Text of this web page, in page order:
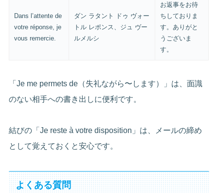
Dans l’attente de
votre réponse, je
vous remercie.
ダン ラタント ドゥ ヴォー
トル レポンス、ジュ ヴー
ルメルシ
お返事をお待
ちしておりま
す。ありがと
うございま
す。
「Je me permets de（失礼ながら〜します）」は、面識
のない相手への書き出しに便利です。
結びの「Je reste à votre disposition」は、メールの締め
として覚えておくと安心です。
よくある質問